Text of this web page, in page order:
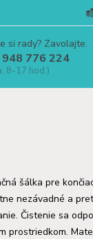
si rady? Zavolajte.
776 224
8-17 hod.)
šálka pre
nezávadné a
Čistenie sa
prostriedkom.